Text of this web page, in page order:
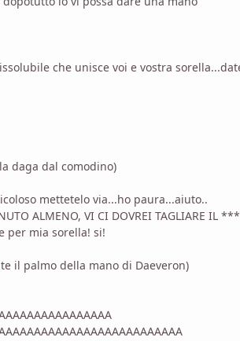
che unisce voi e vostra
daga dal comodino)
mettetelo via...ho paura...aiuto..
ALMENO, VI CI DOVREI TAGLIARE IL
per mia sorella! si!
il palmo della mano di Daeveron)